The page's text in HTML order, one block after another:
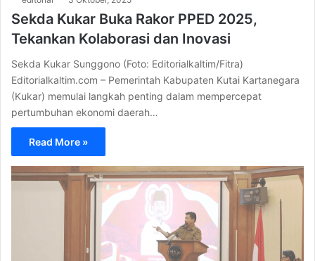
Sekda Kukar Buka Rakor PPED 2025,
Tekankan Kolaborasi dan Inovasi
Sekda Kukar Sunggono (Foto: Editorialkaltim/Fitra)
Editorialkaltim.com – Pemerintah Kabupaten Kutai Kartanegara
(Kukar) memulai langkah penting dalam mempercepat
pertumbuhan ekonomi daerah…
Read More »